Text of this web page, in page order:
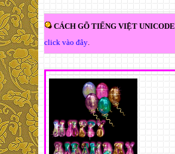
CÁCH GÕ TIẾNG VIỆT UNICODE
click vào đây.